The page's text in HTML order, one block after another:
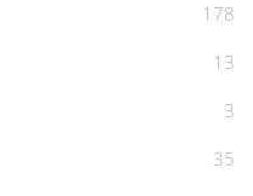
178
13
3
35